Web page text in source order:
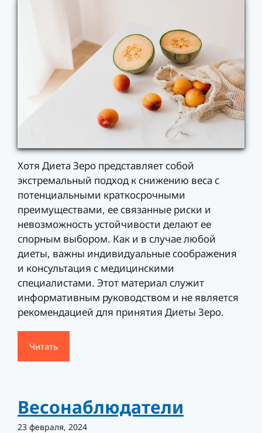
Хотя Диета Зеро представляет собой
экстремальный подход к снижению веса с
потенциальными краткосрочными
преимуществами, ее связанные риски и
невозможность устойчивости делают ее
спорным выбором. Как и в случае любой
диеты, важны индивидуальные соображения
и консультация с медицинскими
специалистами. Этот материал служит
информативным руководством и не является
рекомендацией для принятия Диеты Зеро.
Читать
Весонаблюдатели
23 февраля, 2024